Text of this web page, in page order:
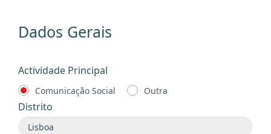
Dados Gerais
Actividade Principal
Comunicação Social Outra
Distrito